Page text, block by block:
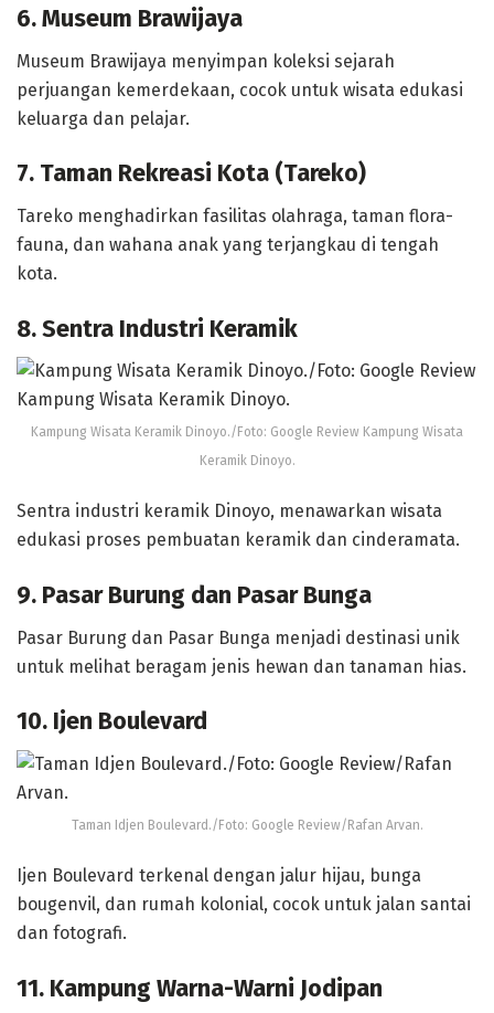
6. Museum Brawijaya
Museum Brawijaya menyimpan koleksi sejarah
perjuangan kemerdekaan, cocok untuk wisata edukasi
keluarga dan pelajar.
7. Taman Rekreasi Kota (Tareko)
Tareko menghadirkan fasilitas olahraga, taman flora-
fauna, dan wahana anak yang terjangkau di tengah
kota.
8. Sentra Industri Keramik
Kampung Wisata Keramik Dinoyo./Foto: Google Review Kampung Wisata
Keramik Dinoyo.
Sentra industri keramik Dinoyo, menawarkan wisata
edukasi proses pembuatan keramik dan cinderamata.
9. Pasar Burung dan Pasar Bunga
Pasar Burung dan Pasar Bunga menjadi destinasi unik
untuk melihat beragam jenis hewan dan tanaman hias.
10. Ijen Boulevard
Taman Idjen Boulevard./Foto: Google Review/Rafan Arvan.
Ijen Boulevard terkenal dengan jalur hijau, bunga
bougenvil, dan rumah kolonial, cocok untuk jalan santai
dan fotografi.
11. Kampung Warna-Warni Jodipan